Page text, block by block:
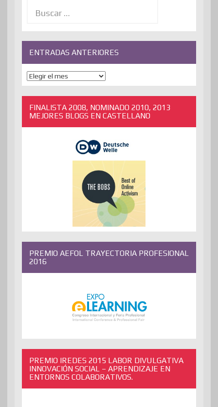
ENTRADAS ANTERIORES
ENTRADAS
ANTERIORES
FINALISTA 2008, NOMINADO 2010, 2013
MEJORES BLOGS EN CASTELLANO
PREMIO AEFOL TRAYECTORIA PROFESIONAL
2016
PREMIO IREDES 2015 LABOR DIVULGATIVA
INNOVACIÓN SOCIAL – APRENDIZAJE EN
ENTORNOS COLABORATIVOS.